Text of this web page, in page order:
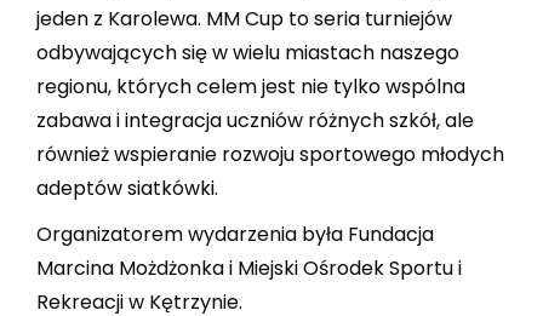
jeden z Karolewa. MM Cup to seria turniejów
odbywających się w wielu miastach naszego
regionu, których celem jest nie tylko wspólna
zabawa i integracja uczniów różnych szkół, ale
również wspieranie rozwoju sportowego młodych
adeptów siatkówki.
Organizatorem wydarzenia była Fundacja
Marcina Możdżonka i Miejski Ośrodek Sportu i
Rekreacji w Kętrzynie.